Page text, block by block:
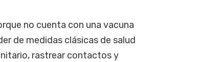
no cuenta con una vacuna
de medidas clásicas de salud
rastrear contactos y